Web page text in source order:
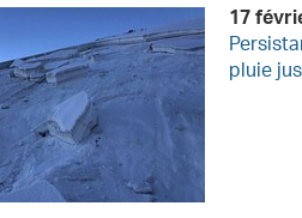
17
pluie